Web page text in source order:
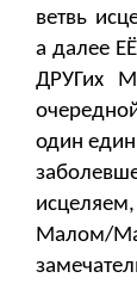
ветвь
а далее
ДРУГих
один